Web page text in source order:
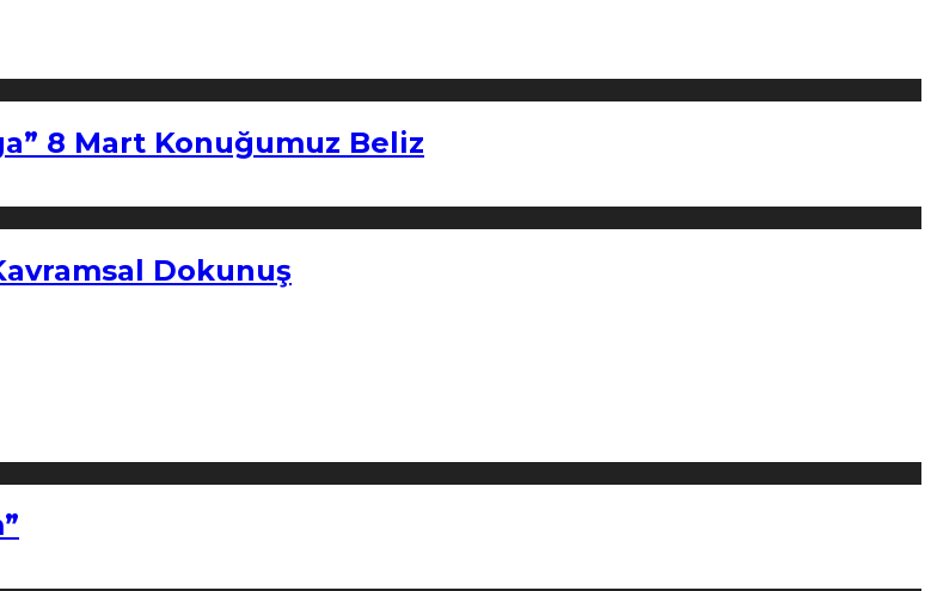
8 Mart Konuğumuz Beliz
Dokunuş